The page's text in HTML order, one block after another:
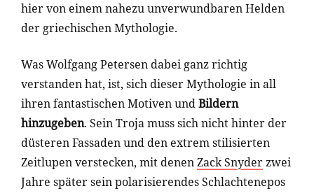
hier von einem nahezu unverwundbaren Helden
der griechischen Mythologie.
Was Wolfgang Petersen dabei ganz richtig
verstanden hat, ist, sich dieser Mythologie in all
ihren fantastischen Motiven undBildern
hinzugeben. Sein Troja muss sich nicht hinter der
düsteren Fassaden und den extrem stilisierten
Zeitlupen verstecken, mit denenZack Snyderzwei
Jahre später sein polarisierendes Schlachtenepos